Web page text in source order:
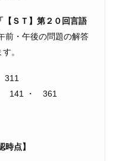
【ＳＴ】第２０回言語
前・午後の問題の解答
。
311
141 ・ 361
点】